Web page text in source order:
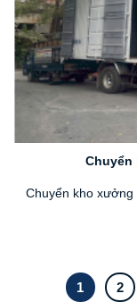
Chuyển
Chuyển kho
1 2